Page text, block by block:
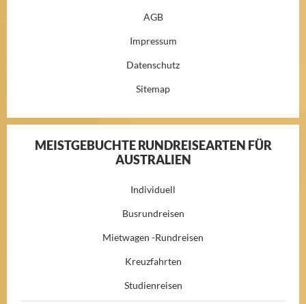
AGB
Impressum
Datenschutz
Sitemap
MEISTGEBUCHTE RUNDREISEARTEN FÜR
AUSTRALIEN
Individuell
Busrundreisen
Mietwagen -Rundreisen
Kreuzfahrten
Studienreisen